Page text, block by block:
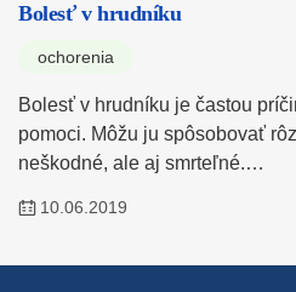
Bolesť v hrudníku
ochorenia
Bolesť v hrudníku je častou
pomoci. Môžu ju spôsobovať
neškodné, ale aj smrteľné.…
10.06.2019